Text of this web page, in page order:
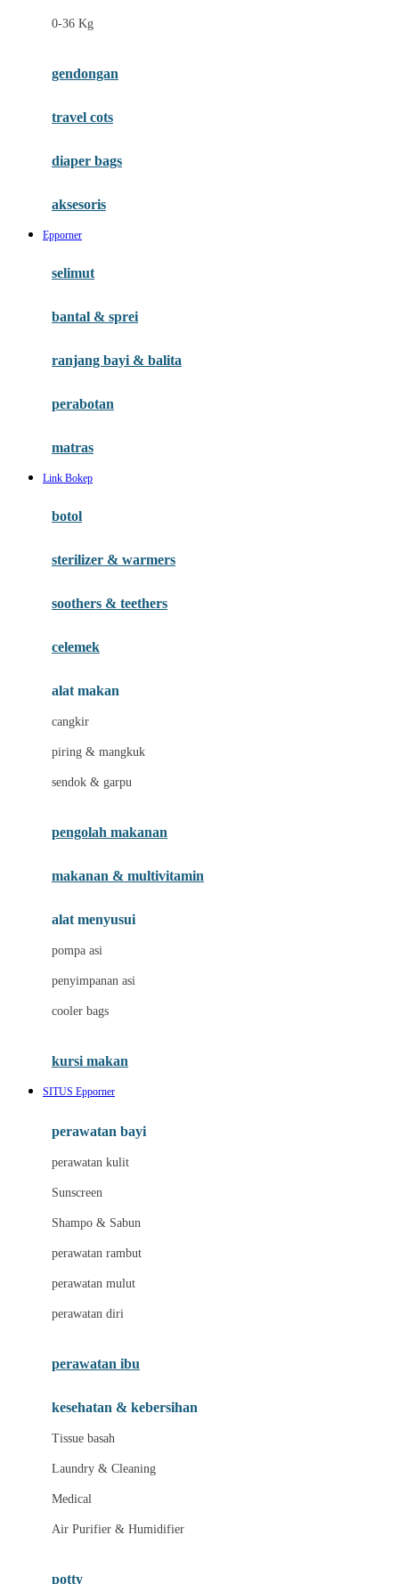
Fisher Price
Gb
Habbie
Haenim
Hauck
Havaianas
Hybrid
I
Inlacta DHA
Ivenet
Joolz
Leclerc
Lee Vierra
Lillebaby
Little Bird Told Me
Little Miss Janis
London Taxi
Love To Dream
M
Magformers
Mamaway
Maxi Cosi
Megabloks
Micro
MiDeer
0-36 Kg
gendongan
travel cots
diaper bags
aksesoris
Epporner
selimut
bantal & sprei
ranjang bayi & balita
perabotan
matras
Link Bokep
botol
sterilizer & warmers
soothers & teethers
celemek
alat makan
cangkir
piring & mangkuk
sendok & garpu
pengolah makanan
makanan & multivitamin
alat menyusui
pompa asi
penyimpanan asi
cooler bags
kursi makan
SITUS Epporner
perawatan bayi
perawatan kulit
Sunscreen
Shampo & Sabun
perawatan rambut
perawatan mulut
perawatan diri
perawatan ibu
kesehatan & kebersihan
Tissue basah
Laundry & Cleaning
Medical
Air Purifier & Humidifier
potty